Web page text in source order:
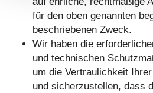
für den oben genannten
beschriebenen Zweck.
Wir haben die
und technischen
um die Vertraulichkeit
und sicherzustellen, dass